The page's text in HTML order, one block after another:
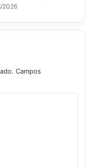
2026
Campos